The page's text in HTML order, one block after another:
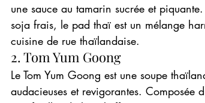
une sauce au tamarin sucrée et
soja frais, le pad thaï est un mélange
cuisine de rue thaïlandaise.
2. Tom Yum Goong
Le Tom Yum Goong est une soupe
audacieuses et revigorantes.